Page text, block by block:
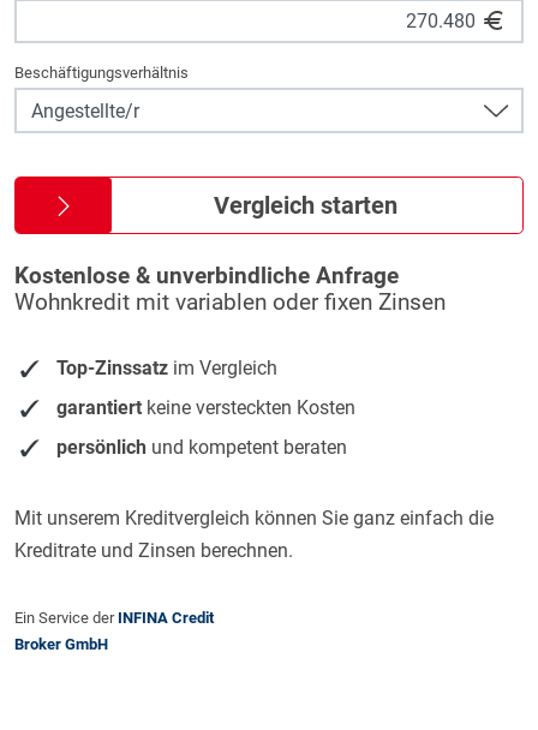
Beschäftigungsverhältnis
Vergleich starten
Kostenlose & unverbindliche Anfrage
Wohnkredit mit variablen oder fixen Zinsen
Top-Zinssatz im Vergleich
garantiert keine versteckten Kosten
persönlich und kompetent beraten
Mit unserem Kreditvergleich können Sie ganz einfach die
Kreditrate und Zinsen berechnen.
Ein Service der INFINA Credit
Broker GmbH